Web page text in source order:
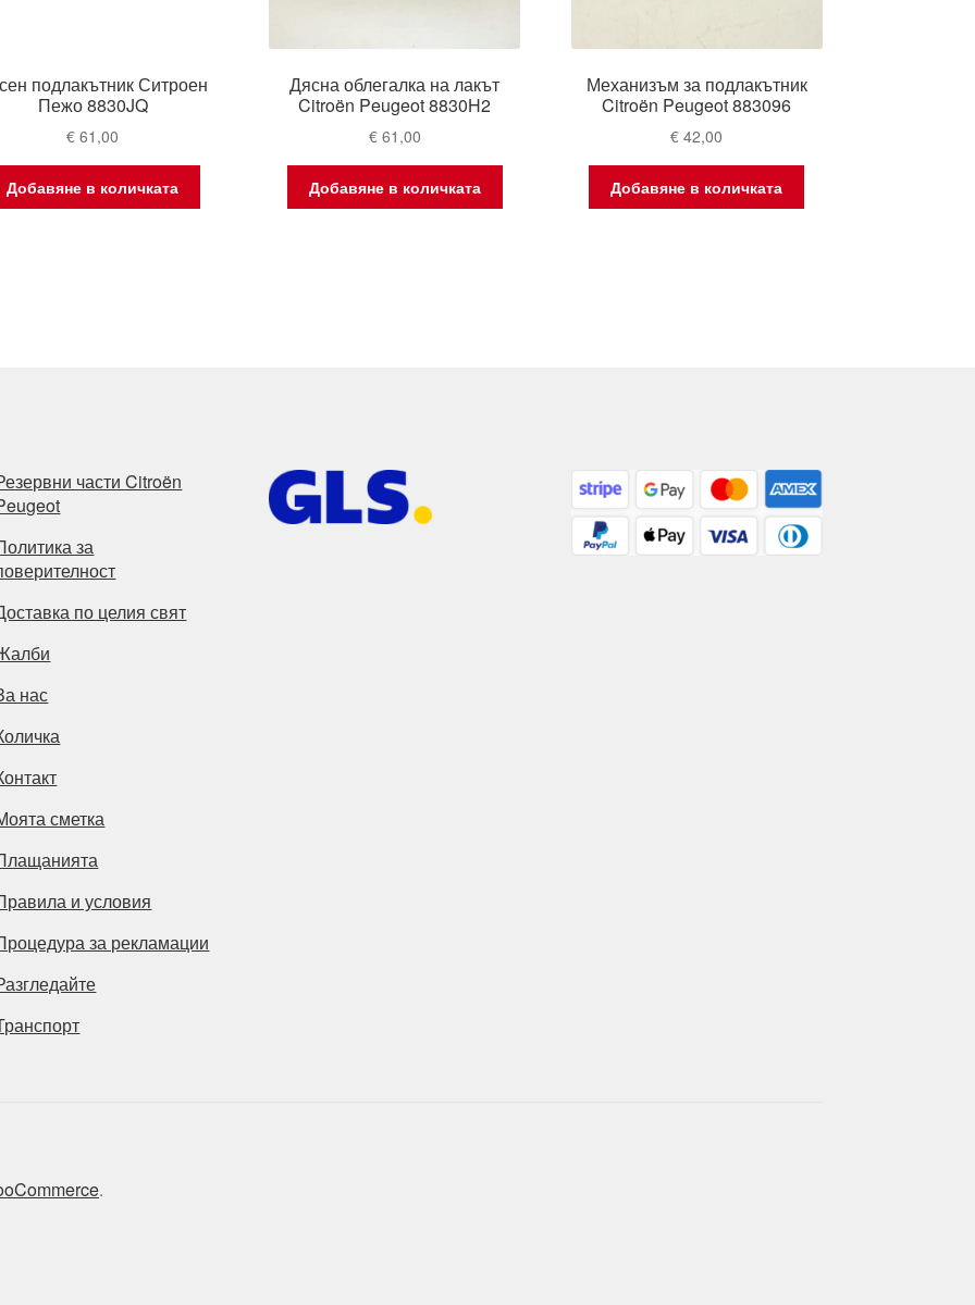
подлакътник Ситроен
Пежо 8830JQ
€ 61,00
Добавяне в количката
Дясна облегалка на лакът
Citroën Peugeot 8830H2
€61,00
Добавяне в количката
Механизъм за подлакътник
Citroën Peugeot 883096
€ 42,00
Добавяне в количката
части Citroën
за
по целия свят
нас
сметка
и условия
за рекламации
.